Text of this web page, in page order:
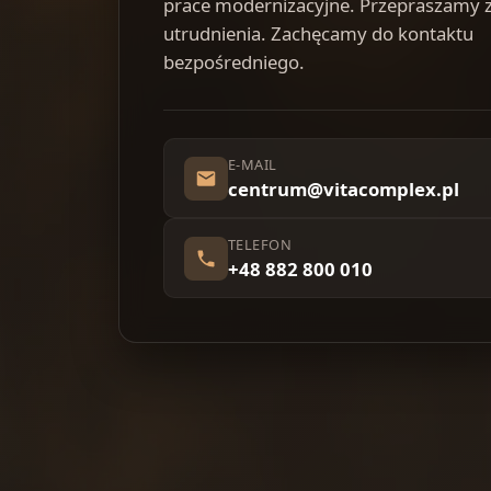
utrudnienia. Zachęcamy do kontaktu
bezpośredniego.
E-MAIL
centrum@vitacomplex.pl
TELEFON
+48 882 800 010